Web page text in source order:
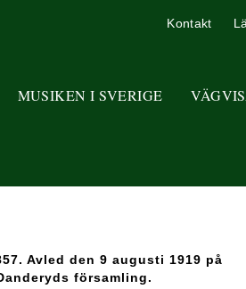
MUSIKEN I SVERIGE
Kontakt
Avled den 9 augusti 1919 på
församling.